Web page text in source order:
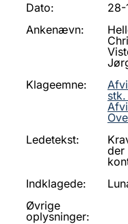
Dato:
28-
Ankenævn:
Klageemne:
Ledetekst:
der
Indklagede:
Øvrige
oplysninger: